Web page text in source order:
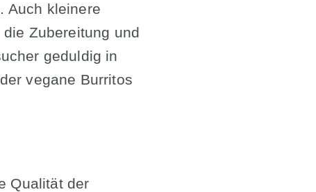
Auch kleinere
Zubereitung und
geduldig in
vegane Burritos
Qualität der